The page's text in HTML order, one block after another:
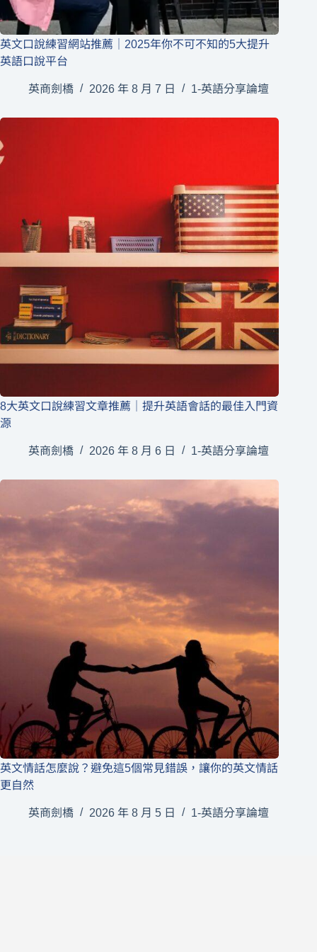
英文口說練習網站推薦｜2025年你不可不知的5大提升
英語口說平台
英商劍橋 2026 年 8 月 7 日 1-英語分享論壇
8大英文口說練習文章推薦｜提升英語會話的最佳入門資
源
英商劍橋 2026 年 8 月 6 日 1-英語分享論壇
英文情話怎麼說？避免這5個常見錯誤，讓你的英文情話
更自然
英商劍橋 2026 年 8 月 5 日 1-英語分享論壇